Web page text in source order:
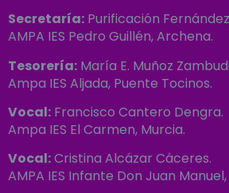
Secretaría: Purificación
AMPA IES Pedro Guillén, Archena.
Tesorería: María E. Muñoz
Ampa IES Aljada, Puente Tocinos.
Vocal: Francisco Cantero Dengra.
Ampa IES El Carmen, Murcia.
Vocal:Cristina Alcázar Cáceres.
AMPA IES Infante Don Juan